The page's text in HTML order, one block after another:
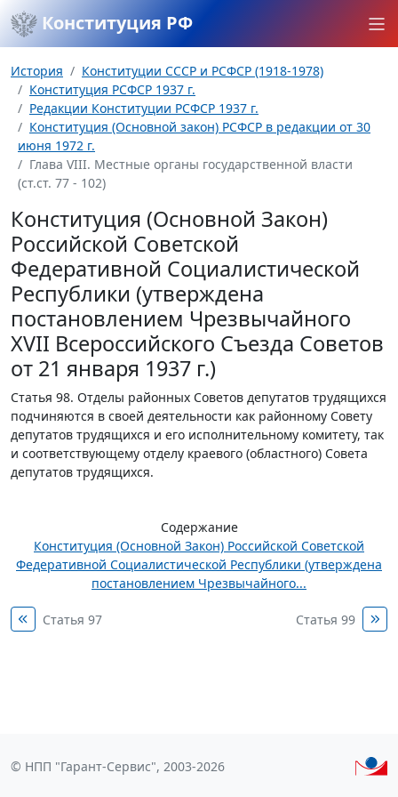
Конституция РФ
История
Конституции СССР и РСФСР (1918-1978)
Конституция РСФСР 1937 г.
Редакции Конституции РСФСР 1937 г.
Конституция (Основной закон) РСФСР в редакции от 30
июня 1972 г.
Глава VIII. Местные органы государственной власти
(ст.ст. 77 - 102)
Конституция (Основной Закон)
Российской Советской
Федеративной Социалистической
Республики (утверждена
постановлением Чрезвычайного
XVII Всероссийского Съезда Советов
от 21 января 1937 г.)
Статья 98. Отделы районных Советов депутатов трудящихся
подчиняются в своей деятельности как районному Совету
депутатов трудящихся и его исполнительному комитету, так
и соответствующему отделу краевого (областного) Совета
депутатов трудящихся.
Содержание
Конституция (Основной Закон) Российской Советской
Федеративной Социалистической Республики (утверждена
постановлением Чрезвычайного...
Статья 97 Статья 99
© НПП "Гарант-Сервис", 2003-2026